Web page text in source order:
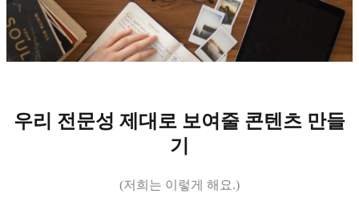
우리 전문성 제대로 보여줄 콘텐츠 만들
기
(저희는 이렇게 해요.)